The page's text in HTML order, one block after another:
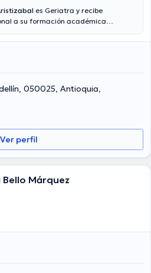
es Geriatra y recibe
a su formación académica
la salud posee años de experiencia
de diversas asociaciones médicas.
participado en múltiples
tener una formación continua en su
ha compartido numerosas ediciones.
por el doctor.
050025, Antioquia,
Ver perfil
Bello Márquez